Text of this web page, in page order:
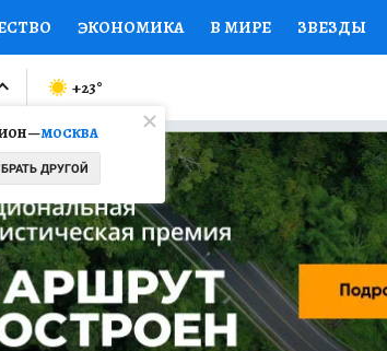
ЭКОНОМИКА В МИРЕ ЗВЕЗДЫ
НАЦИОНАЛЬНЫЕ
МИР Я ЗНАЮ СЕМЬЯ ЖЕНСКИЕ
СЕРИАЛЫ СПЕЦПРОЕКТЫ ДЕФИЦИТ
КОНКУРСЫ РАБОТА У НАС ГИД
—МОСКВА
ДРУГОЙ
+23°